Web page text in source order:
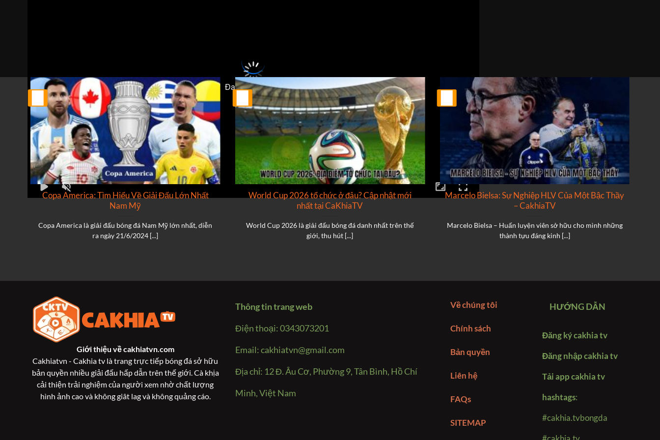
Đang tải video...
Copa America: Tìm Hiểu Về Giải Đấu Lớn Nhất
Nam Mỹ
Copa America là giải đấu bóng đá Nam Mỹ lớn nhất, diễn
ra ngày 21/6/2024 [...]
World Cup 2026 tổ chức ở đâu? Cập nhật mới
nhất tại CaKhiaTV
World Cup 2026 là giải đấu bóng đá danh nhất trên thế
giới, thu hút [...]
Marcelo Bielsa: Sự Nghiệp HLV Của Một Bậc Thầy
– CakhiaTV
Marcelo Bielsa – Huấn luyện viên sở hữu cho mình những
thành tựu đáng kinh [...]
Giới thiệu vềcakhiatvn.com
Cakhiatvn - Cakhia tv là trang trực tiếp bóng đá sở hữu
bản quyền nhiều giải đấu hấp dẫn trên thế giới. Cà khịa
cải thiện trải nghiệm của người xem nhờ chất lượng
hình ảnh cao và không giât lag và không quảng cáo.
Thông tin trang web
Điện thoại: 0343073201
Email:cakhiatvn@gmail.com
Địa chỉ: 12 Đ. Âu Cơ, Phường 9, Tân Bình, Hồ Chí
Minh, Việt Nam
Về chúng tôi
Chính sách
Bản quyền
Liên hệ
FAQs
SITEMAP
HƯỚNG DẪN
Đăng ký cakhia tv
Đăng nhập cakhia tv
Tải app cakhia tv
hashtags:
#cakhia.tvbongda